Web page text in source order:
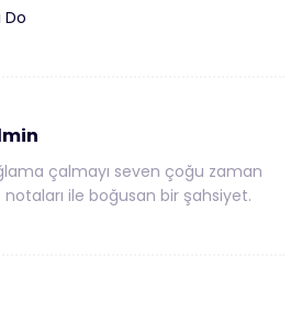
Do
çalmayı seven çoğu zaman
notaları ile boğusan bir şahsiyet.